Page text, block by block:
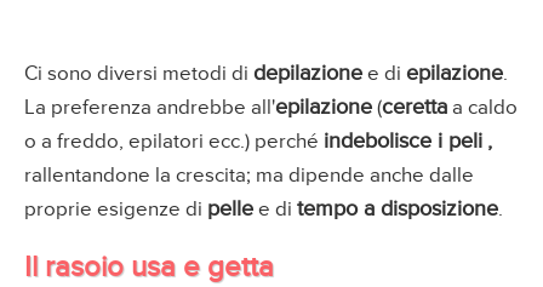
Ci sono diversi metodi di depilazione e di epilazione.
La preferenza andrebbe all'epilazione (ceretta a caldo
o a freddo, epilatori ecc.) perché indebolisce i peli ,
rallentandone la crescita; ma dipende anche dalle
proprie esigenze di pelle e di tempo a disposizione.
Il rasoio usa e getta